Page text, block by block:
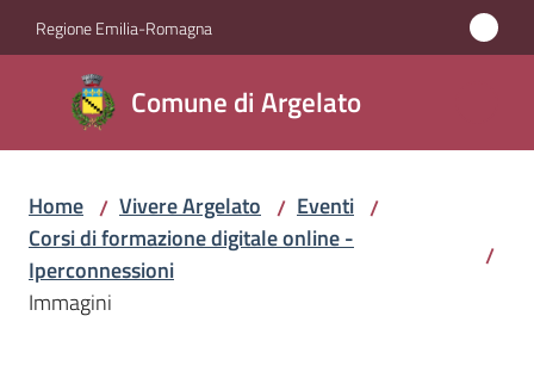
Vai al contenuto
Vai alla navigazione
Vai al footer
Regione Emilia-Romagna
Comune di Argelato
Comune
di
Argelato
Amministrazione
Home / Vivere Argelato / Eventi /
Corsi di formazione digitale online -
Iperconnessioni
/
Immagini